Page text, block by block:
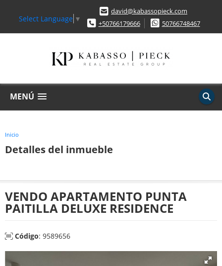
Select Language ▼
david@kabassopieck.com
+50766179666
50766748467
MENÚ
Inicio
Detalles del inmueble
VENDO APARTAMENTO PUNTA
PAITILLA DELUXE RESIDENCE
Código: 9589656